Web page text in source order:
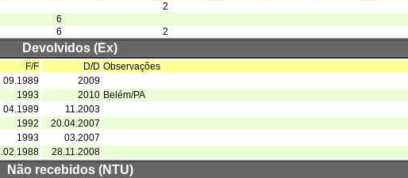
2
6
6 2
Devolvidos (Ex)
F/F D/D Observações
09.1989
2009
1993 2010 Belém/PA
04.1989
11.2003
1992
20.04.2007
1993
03.2007
28.11.2008
Não recebidos (NTU)